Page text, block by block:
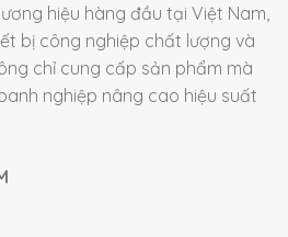
hiệu hàng đầu tại Việt Nam,
bị công nghiệp chất lượng và
chỉ cung cấp sản phẩm mà
nghiệp nâng cao hiệu suất